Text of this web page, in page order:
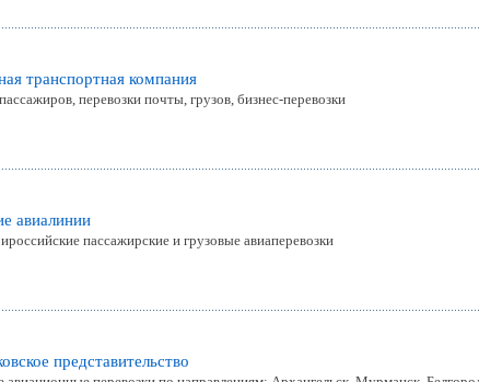
транспортная компания
перевозки почты, грузов, бизнес-перевозки
авиалинии
пассажирские и грузовые авиаперевозки
представительство